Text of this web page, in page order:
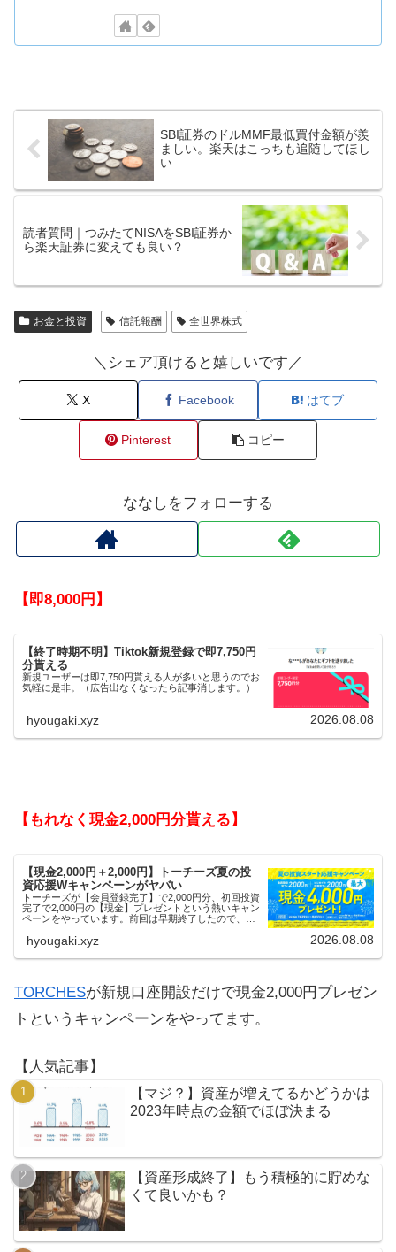
SBI証券のドルMMF最低買付金額が羨
ましい。楽天はこっちも追随してほし
い
読者質問｜つみたてNISAをSBI証券か
ら楽天証券に変えても良い？
お金と投資 信託報酬 全世界株式
＼シェア頂けると嬉しいです／
X Facebook はてブ
Pinterest コピー
ななしをフォローする
【即8,000円】
【終了時期不明】Tiktok新規登録で即7,750円
分貰える
新規ユーザーは即7,750円貰える人が多いと思うのでお
気軽に是非。（広告出なくなったら記事消します。）
hyougaki.xyz 2026.08.08
【もれなく現金2,000円分貰える】
【現金2,000円＋2,000円】トーチーズ夏の投
資応援Wキャンペーンがヤバい
トーチーズが【会員登録完了】で2,000円分、初回投資
完了で2,000円の【現金】プレゼントという熱いキャン
ペーンをやっています。前回は早期終了したので、使
hyougaki.xyz 2026.08.08
TORCHESが新規口座開設だけで現金2,000円プレゼン
トというキャンペーンをやってます。
【人気記事】
【マジ？】資産が増えてるかどうかは
2023年時点の金額でほぼ決まる
【資産形成終了】もう積極的に貯めな
くて良いかも？